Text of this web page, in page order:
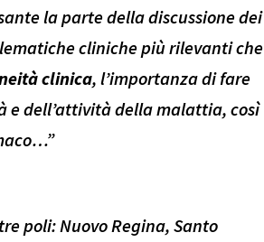
la parte della discussione dei
cliniche più rilevanti che
clinica, l’importanza di fare
e dell’attività della malattia, così
poli: Nuovo Regina, Santo